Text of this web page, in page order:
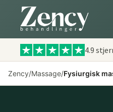
4.9
Zency/Massage/Fysiurgisk